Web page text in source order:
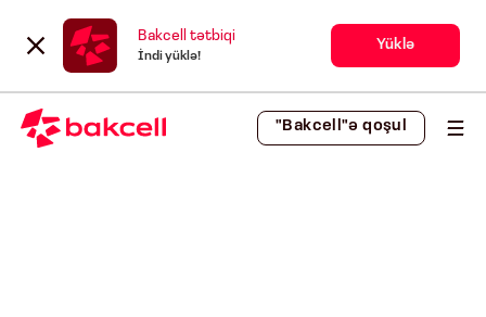
Bakcell tətbiqi
İndi yüklə!
Yüklə
"Bakcell"ə qoşul